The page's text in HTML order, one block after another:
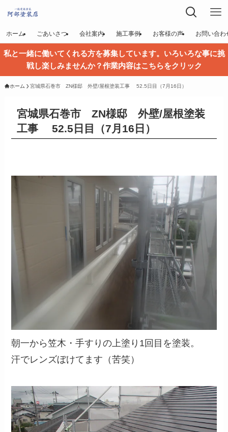
ホーム ごあいさつ 会社案内 施工事例 お客様の声 お問い合わ
私と一緒に働いてくれる方を募集しています。いろいろな事に挑
戦し楽しみませんか？作業内容はこちらをクリック
ホーム 宮城県石巻市 ZN様邸 外壁/屋根塗装工事 52.5日目（7月16日）
宮城県石巻市 ZN様邸 外壁/屋根塗装
工事 52.5日目（7月16日）
朝一から笠木・手すりの上塗り1回目を塗装。
汗でレンズぼけてます（苦笑）